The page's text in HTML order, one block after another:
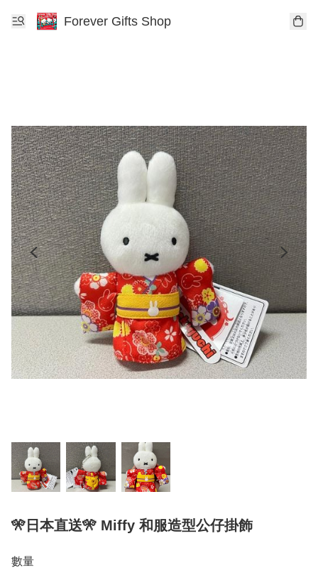
Forever Gifts Shop
🎌日本直送🎌 Miffy 和服造型公仔掛飾
數量